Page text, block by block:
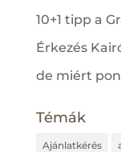
10+1 tipp a
Érkezés
de miért
Témák
Ajánlatkérés